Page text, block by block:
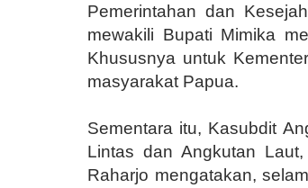
Pemerintahan dan
mewakili Bupati Mimika
Khususnya untuk
masyarakat Papua.
Sementara itu, Kasubdit
Lintas dan Angkutan Laut,
Raharjo mengatakan,